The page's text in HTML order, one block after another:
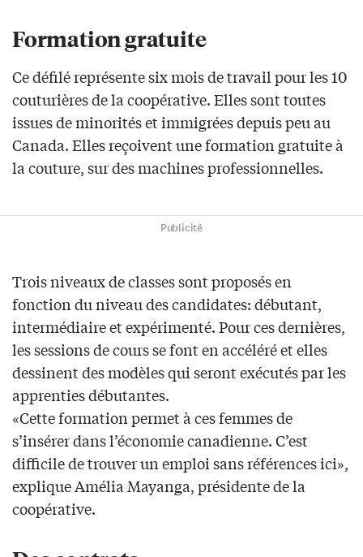
Formation gratuite
Ce défilé représente six mois de travail pour les 10
couturières de la coopérative. Elles sont toutes
issues de minorités et immigrées depuis peu au
Canada. Elles reçoivent une formation gratuite à
la couture, sur des machines professionnelles.
Publicité
Trois niveaux de classes sont proposés en
fonction du niveau des candidates: débutant,
intermédiaire et expérimenté. Pour ces dernières,
les sessions de cours se font en accéléré et elles
dessinent des modèles qui seront exécutés par les
apprenties débutantes.
«Cette formation permet à ces femmes de
s’insérer dans l’économie canadienne. C’est
difficile de trouver un emploi sans références ici»,
explique Amélia Mayanga, présidente de la
coopérative.